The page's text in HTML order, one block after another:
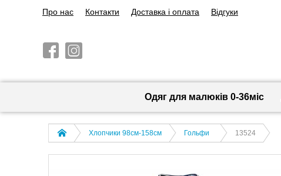
Про нас Контакти Доставка і оплата Відгуки
Одяг для малюків 0-36міс
Хлопчики 98см-158см Гольфи 13524